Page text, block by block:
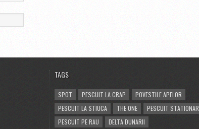
TAGS
SPOT PESCUIT LA CRAP
POVESTILE APELOR
PESCUIT LA STIUCA
THE ONE
PESCUIT STATIONAR
PESCUIT PE RAU
DELTA DUNARII